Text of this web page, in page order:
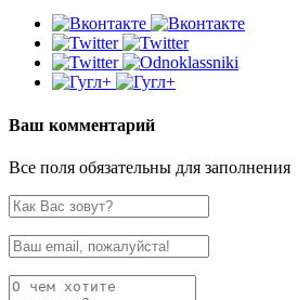
Ваш комментарий
Все поля обязательны для заполнения